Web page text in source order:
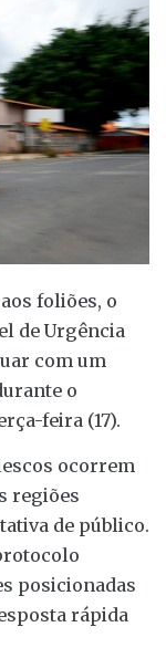
foliões, o
de Urgência
com um
o
feira (17).
ocorrem
regiões
de público.
posicionadas
rápida